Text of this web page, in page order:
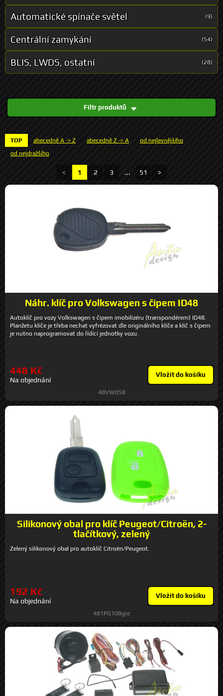
Automatické spínače světel (9)
Centrální zamykání (54)
BLIS, LWDS, ostatní (28)
Filtr produktů
TOP abecedně A -> Z abecedně Z -> A
od nejlevnějšího
od nejdražšího
< 1 2 3 ... 51 >
Náhr. klíč pro Volkswagen s čipem ID48
Autoklíč pro vozy Volkswagen s čipem imobilizéru (transpondérem) ID48.
Planžetu klíče je třeba nechat vyfrézovat dle originálního klíče a klíč s čipem
je nutno naprogramovat do řídící jednotky vozu.
448 Kč
Na objednání
Vložit do košíku
48VW058
Silikonový obal pro klíč Peugeot/Citroën, 2-
tlačítkový, zelený
Zelený silikonový obal pro autoklíč Citroën/Peugeot.
192 Kč
Na objednání
Vložit do košíku
481PG108gre